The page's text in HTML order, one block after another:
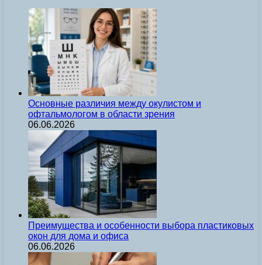
Основные различия между окулистом и
офтальмологом в области зрения
06.06.2026
Преимущества и особенности выбора пластиковых
окон для дома и офиса
06.06.2026